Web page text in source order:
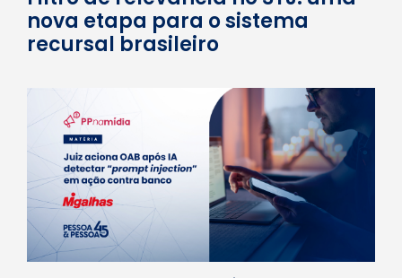
nova etapa para o sistema
recursal brasileiro